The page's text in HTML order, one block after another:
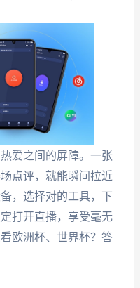
爱之间的屏障。一张
点评，就能瞬间拉近
，选择对的工具，下
打开直播，享受毫无
欧洲杯、世界杯？答